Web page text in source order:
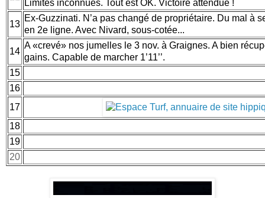
Limites inconnues. Tout est OK. Victoire attendue !
13
Ex-Guzzinati. N’a pas changé de propriétaire. Du mal à
en 2e ligne. Avec Nivard, sous-cotée...
14
A «crevé» nos jumelles le 3 nov. à Graignes. A bien
gains. Capable de marcher 1’11’’.
15
16
17
18
19
20